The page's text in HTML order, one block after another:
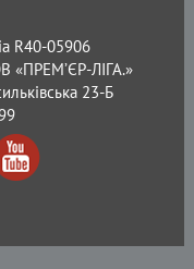
R40-05906
«ПРЕМ’ЄР-ЛІГА.»
23-Б